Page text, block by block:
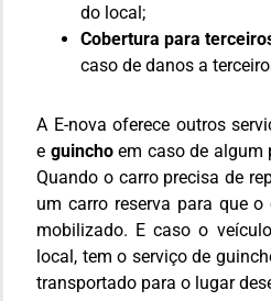
do local;
Cobertura para
caso de danos a
A E-nova oferece outros
e guinchoem caso de algum
Quando o carro precisa de
um carro reserva para que
mobilizado. E caso o
local, tem o serviço de
transportado para o lugar